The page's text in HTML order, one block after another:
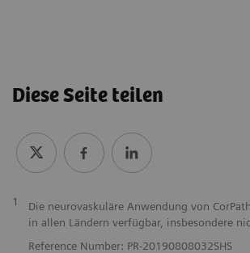
Diese Seite teilen
1
Die neurovaskuläre Anwendung von
in allen Ländern verfügbar, insbesondere
Reference Number: PR-20190808032SHS